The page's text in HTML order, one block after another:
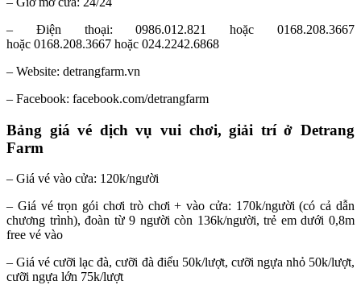
– Điện thoại: 0986.012.821 hoặc 0168.208.3667
hoặc 0168.208.3667 hoặc 024.2242.6868
– Website: detrangfarm.vn
– Facebook: facebook.com/detrangfarm
Bảng giá vé dịch vụ vui chơi, giải trí ở Detrang
Farm
– Giá vé vào cửa: 120k/người
– Giá vé trọn gói chơi trò chơi + vào cửa: 170k/người (có cả dẫn
chương trình), đoàn từ 9 người còn 136k/người, trẻ em dưới 0,8m
free vé vào
– Giá vé cưỡi lạc đà, cưỡi đà điểu 50k/lượt, cưỡi ngựa nhỏ 50k/lượt,
cưỡi ngựa lớn 75k/lượt